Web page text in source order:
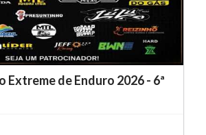
Extreme de Enduro 2026 - 6ª